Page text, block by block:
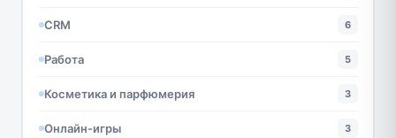
CRM 6
Работа 5
Косметика и парфюмерия 3
Онлайн-игры 3